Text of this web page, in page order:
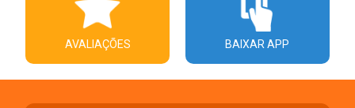
AVALIAÇÕES BAIXAR APP